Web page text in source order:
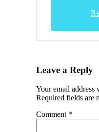
Leave a Reply
Your email address
Required fields are
Comment *